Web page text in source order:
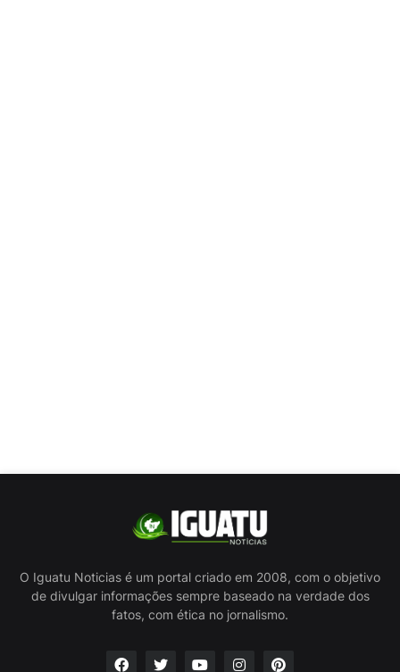
O Iguatu Noticias é um portal criado em 2008, com o objetivo
de divulgar informações sempre baseado na verdade dos
fatos, com ética no jornalismo.